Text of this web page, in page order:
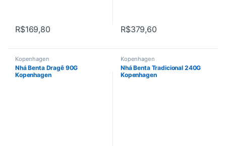
R$169,80 R$379,60
Kopenhagen
Nhá Benta Dragê 90G
Kopenhagen
Kopenhagen
Nhá Benta Tradicional 240G
Kopenhagen